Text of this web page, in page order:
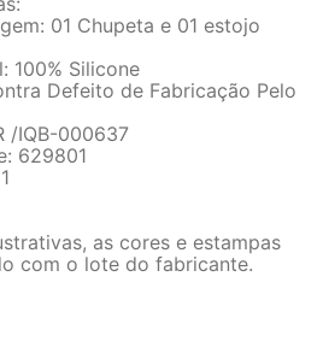
01 Chupeta e 01 estojo
100% Silicone
Defeito de Fabricação Pelo
/IQB-000637
629801
as cores e estampas
com o lote do fabricante.